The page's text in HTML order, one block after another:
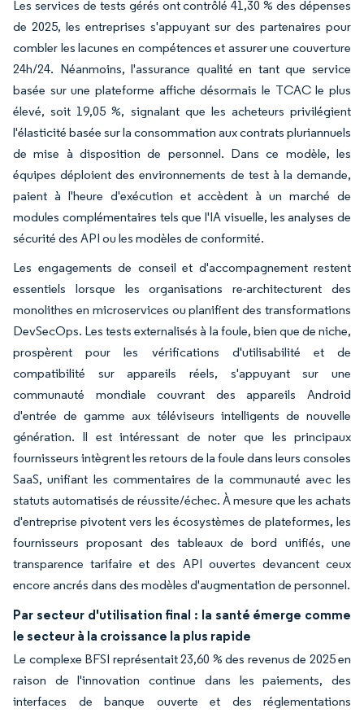
Les services de tests gérés ont contrôlé 41,30 % des dépenses
de 2025, les entreprises s'appuyant sur des partenaires pour
combler les lacunes en compétences et assurer une couverture
24h/24. Néanmoins, l'assurance qualité en tant que service
basée sur une plateforme affiche désormais le TCAC le plus
élevé, soit 19,05 %, signalant que les acheteurs privilégient
l'élasticité basée sur la consommation aux contrats pluriannuels
de mise à disposition de personnel. Dans ce modèle, les
équipes déploient des environnements de test à la demande,
paient à l'heure d'exécution et accèdent à un marché de
modules complémentaires tels que l'IA visuelle, les analyses de
sécurité des API ou les modèles de conformité.
Les engagements de conseil et d'accompagnement restent
essentiels lorsque les organisations re-architecturent des
monolithes en microservices ou planifient des transformations
DevSecOps. Les tests externalisés à la foule, bien que de niche,
prospèrent pour les vérifications d'utilisabilité et de
compatibilité sur appareils réels, s'appuyant sur une
communauté mondiale couvrant des appareils Android
d'entrée de gamme aux téléviseurs intelligents de nouvelle
génération. Il est intéressant de noter que les principaux
fournisseurs intègrent les retours de la foule dans leurs consoles
SaaS, unifiant les commentaires de la communauté avec les
statuts automatisés de réussite/échec. À mesure que les achats
d'entreprise pivotent vers les écosystèmes de plateformes, les
fournisseurs proposant des tableaux de bord unifiés, une
transparence tarifaire et des API ouvertes devancent ceux
encore ancrés dans des modèles d'augmentation de personnel.
Par secteur d'utilisation final : la santé émerge comme
le secteur à la croissance la plus rapide
Le complexe BFSI représentait 23,60 % des revenus de 2025 en
raison de l'innovation continue dans les paiements, des
interfaces de banque ouverte et des réglementations